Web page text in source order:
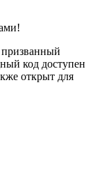
код доступен
открыт для